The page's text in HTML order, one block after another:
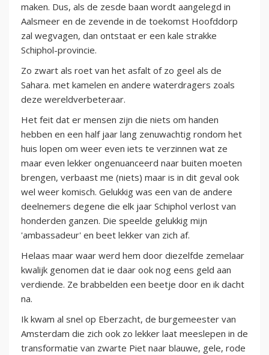
maken. Dus, als de zesde baan wordt aangelegd in
Aalsmeer en de zevende in de toekomst Hoofddorp
zal wegvagen, dan ontstaat er een kale strakke
Schiphol-provincie.
Zo zwart als roet van het asfalt of zo geel als de
Sahara. met kamelen en andere waterdragers zoals
deze wereldverbeteraar.
Het feit dat er mensen zijn die niets om handen
hebben en een half jaar lang zenuwachtig rondom het
huis lopen om weer even iets te verzinnen wat ze
maar even lekker ongenuanceerd naar buiten moeten
brengen, verbaast me (niets) maar is in dit geval ook
wel weer komisch. Gelukkig was een van de andere
deelnemers degene die elk jaar Schiphol verlost van
honderden ganzen. Die speelde gelukkig mijn
'ambassadeur' en beet lekker van zich af.
Helaas maar waar werd hem door diezelfde zemelaar
kwalijk genomen dat ie daar ook nog eens geld aan
verdiende. Ze brabbelden een beetje door en ik dacht
na.
Ik kwam al snel op Eberzacht, de burgemeester van
Amsterdam die zich ook zo lekker laat meeslepen in de
transformatie van zwarte Piet naar blauwe, gele, rode